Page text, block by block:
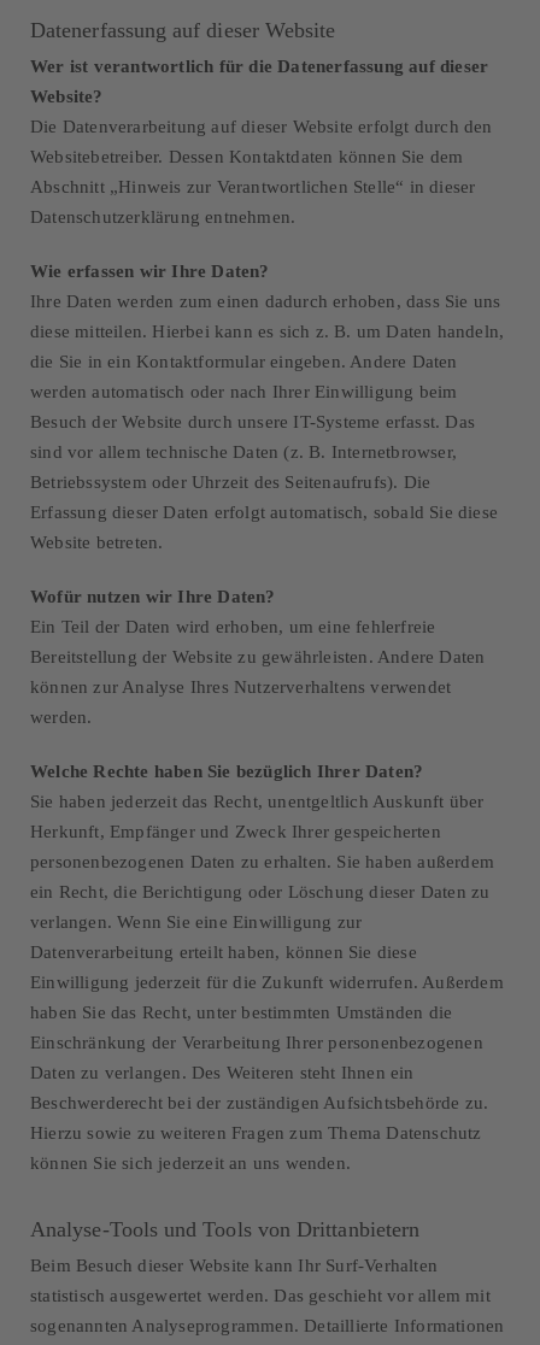
Datenerfassung auf dieser Website
Wer ist verantwortlich für die Datenerfassung auf dieser
Website?
Die Datenverarbeitung auf dieser Website erfolgt durch den
Websitebetreiber. Dessen Kontaktdaten können Sie dem
Abschnitt „Hinweis zur Verantwortlichen Stelle“ in dieser
Datenschutzerklärung entnehmen.
Wie erfassen wir Ihre Daten?
Ihre Daten werden zum einen dadurch erhoben, dass Sie uns
diese mitteilen. Hierbei kann es sich z. B. um Daten handeln,
die Sie in ein Kontaktformular eingeben. Andere Daten
werden automatisch oder nach Ihrer Einwilligung beim
Besuch der Website durch unsere IT-Systeme erfasst. Das
sind vor allem technische Daten (z. B. Internetbrowser,
Betriebssystem oder Uhrzeit des Seitenaufrufs). Die
Erfassung dieser Daten erfolgt automatisch, sobald Sie diese
Website betreten.
Wofür nutzen wir Ihre Daten?
Ein Teil der Daten wird erhoben, um eine fehlerfreie
Bereitstellung der Website zu gewährleisten. Andere Daten
können zur Analyse Ihres Nutzerverhaltens verwendet
werden.
Welche Rechte haben Sie bezüglich Ihrer Daten?
Sie haben jederzeit das Recht, unentgeltlich Auskunft über
Herkunft, Empfänger und Zweck Ihrer gespeicherten
personenbezogenen Daten zu erhalten. Sie haben außerdem
ein Recht, die Berichtigung oder Löschung dieser Daten zu
verlangen. Wenn Sie eine Einwilligung zur
Datenverarbeitung erteilt haben, können Sie diese
Einwilligung jederzeit für die Zukunft widerrufen. Außerdem
haben Sie das Recht, unter bestimmten Umständen die
Einschränkung der Verarbeitung Ihrer personenbezogenen
Daten zu verlangen. Des Weiteren steht Ihnen ein
Beschwerderecht bei der zuständigen Aufsichtsbehörde zu.
Hierzu sowie zu weiteren Fragen zum Thema Datenschutz
können Sie sich jederzeit an uns wenden.
Analyse-Tools und Tools von Drittanbietern
Beim Besuch dieser Website kann Ihr Surf-Verhalten
statistisch ausgewertet werden. Das geschieht vor allem mit
sogenannten Analyseprogrammen. Detaillierte Informationen